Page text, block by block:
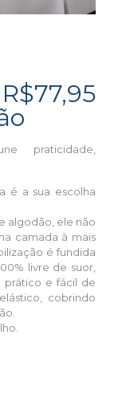
R$77,95
praticidade,
é a sua escolha
algodão, ele não
camada à mais
é fundida
livre de suor,
prático e fácil de
cobrindo